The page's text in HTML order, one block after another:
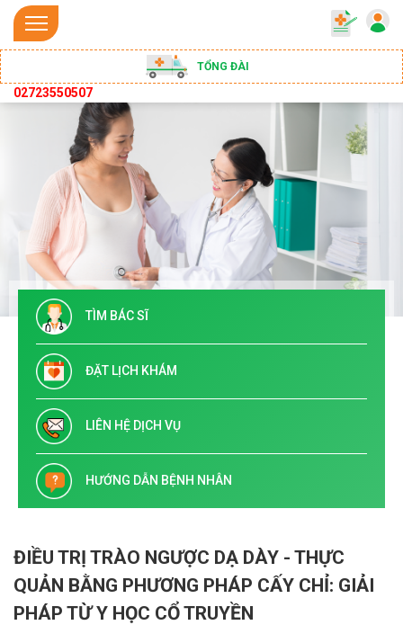
TỔNG ĐÀI
02723550507
TÌM BÁC SĨ
ĐẶT LỊCH KHÁM
LIÊN HỆ DỊCH VỤ
HƯỚNG DẪN BỆNH NHÂN
ĐIỀU TRỊ TRÀO NGƯỢC DẠ DÀY - THỰC
QUẢN BẰNG PHƯƠNG PHÁP CẤY CHỈ: GIẢI
PHÁP TỪ Y HỌC CỔ TRUYỀN